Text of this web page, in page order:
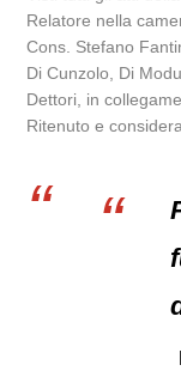
Relatore nella
Cons. Stefano
Di Cunzolo, Di
Dettori, in
Ritenuto e